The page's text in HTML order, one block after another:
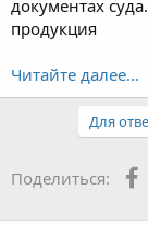
документах
продукция
Читайте далее...
Для
Поделиться: